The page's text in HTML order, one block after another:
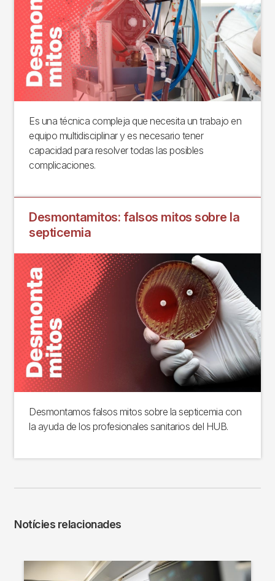
Es una técnica compleja que necesita un trabajo en
equipo multidisciplinar y es necesario tener
capacidad para resolver todas las posibles
complicaciones.
Desmontamitos: falsos mitos sobre la
septicemia
Desmontamos falsos mitos sobre la septicemia con
la ayuda de los profesionales sanitarios del HUB.
Notícies relacionades